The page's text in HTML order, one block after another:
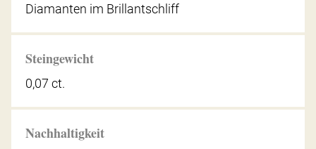
Diamanten im Brillantschliff
Steingewicht
0,07 ct.
Nachhaltigkeit